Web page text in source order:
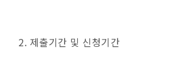
2. 제출기간 및 신청기간